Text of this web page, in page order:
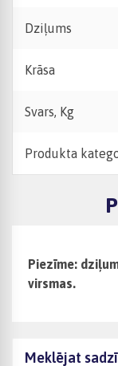
Dziļums
Krāsa
Svars, Kg
Produkta
Piezīme:
virsmas.
Meklējat